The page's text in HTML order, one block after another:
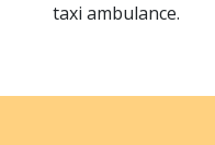
taxi ambulance.